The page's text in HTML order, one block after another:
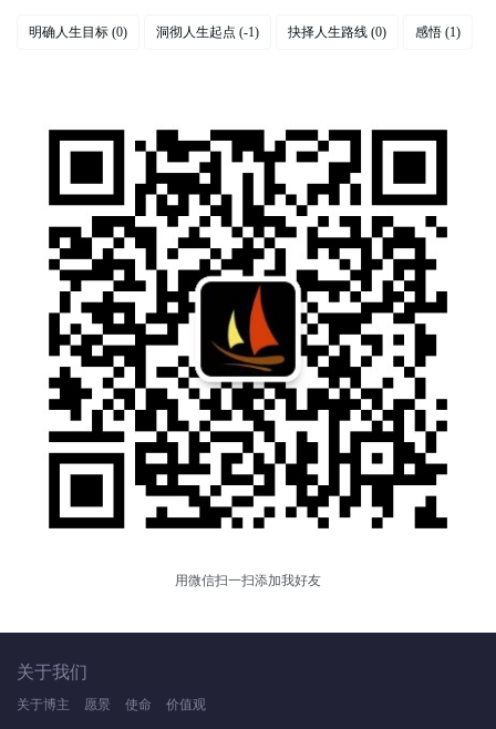
明确人生目标 (0) 洞彻人生起点 (-1) 抉择人生路线 (0) 感悟 (1)
用微信扫一扫添加我好友
关于我们
关于博主 愿景 使命 价值观